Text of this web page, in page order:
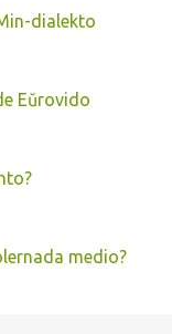
dialekto
Eŭrovido
medio?